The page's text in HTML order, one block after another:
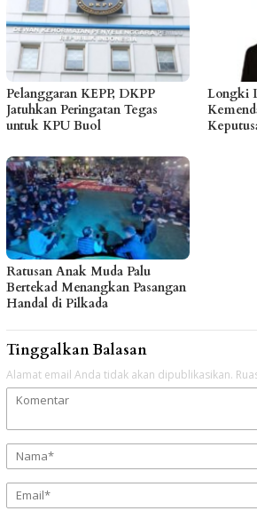
Pelanggaran KEPP, DKPP
Jatuhkan Peringatan Tegas
untuk KPU Buol
Longki
Ratusan Anak Muda Palu
Bertekad Menangkan Pasangan
Handal di Pilkada
Tinggalkan Balasan
Alamat email Anda tidak akan dipublikasikan.